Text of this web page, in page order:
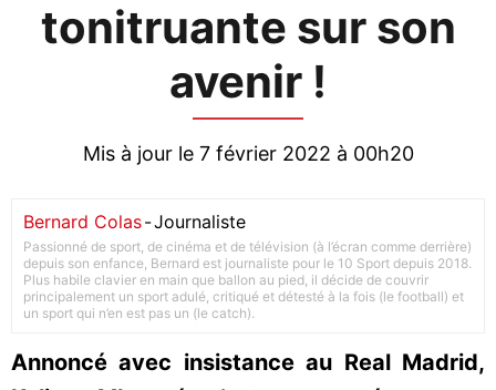
tonitruante sur son
avenir !
Mis à jour le 7 février 2022 à 00h20
Bernard Colas-Journaliste
Passionné de sport, de cinéma et de télévision (à l’écran comme derrière)
depuis son enfance, Bernard est journaliste pour le 10 Sport depuis 2018.
Plus habile clavier en main que ballon au pied, il décide de couvrir
principalement un sport adulé, critiqué et détesté à la fois (le football) et
un sport qui n’en est pas un (le catch).
Annoncé avec insistance au Real Madrid,